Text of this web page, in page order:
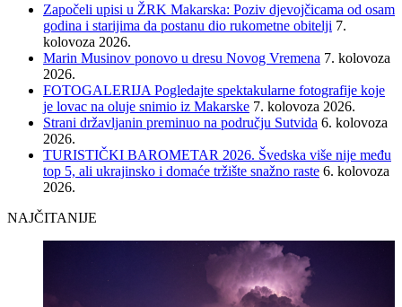
Započeli upisi u ŽRK Makarska: Poziv djevojčicama od osam
godina i starijima da postanu dio rukometne obitelji 7.
kolovoza 2026.
Marin Musinov ponovo u dresu Novog Vremena 7. kolovoza
2026.
FOTOGALERIJA Pogledajte spektakularne fotografije koje
je lovac na oluje snimio iz Makarske 7. kolovoza 2026.
Strani državljanin preminuo na području Sutvida 6. kolovoza
2026.
TURISTIČKI BAROMETAR 2026. Švedska više nije među
top 5, ali ukrajinsko i domaće tržište snažno raste 6. kolovoza
2026.
NAJČITANIJE